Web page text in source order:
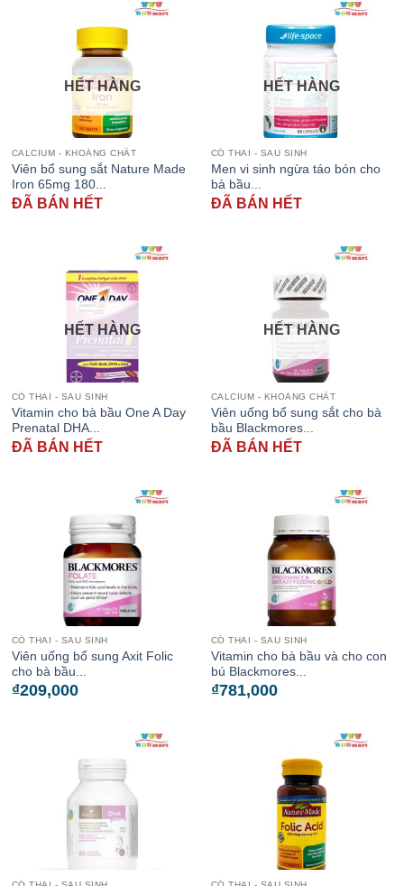
HẾT HÀNG
CALCIUM - KHOÁNG CHẤT
Viên bổ sung sắt Nature Made
Iron 65mg 180...
ĐÃ BÁN HẾT
HẾT HÀNG
CÓ THAI - SAU SINH
Men vi sinh ngừa táo bón cho
bà bầu...
ĐÃ BÁN HẾT
HẾT HÀNG
CÓ THAI - SAU SINH
Vitamin cho bà bầu One A Day
Prenatal DHA...
ĐÃ BÁN HẾT
HẾT HÀNG
CALCIUM - KHOÁNG CHẤT
Viên uống bổ sung sắt cho bà
bầu Blackmores...
ĐÃ BÁN HẾT
CÓ THAI - SAU SINH
Viên uống bổ sung Axit Folic
cho bà bầu...
₫209,000
CÓ THAI - SAU SINH
Vitamin cho bà bầu và cho con
bú Blackmores...
₫781,000